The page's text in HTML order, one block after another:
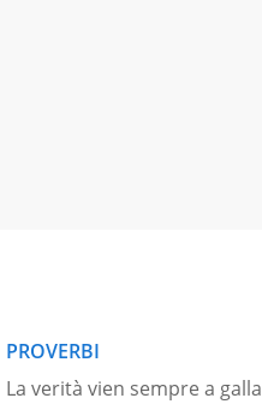
PROVERBI
La verità vien sempre a galla